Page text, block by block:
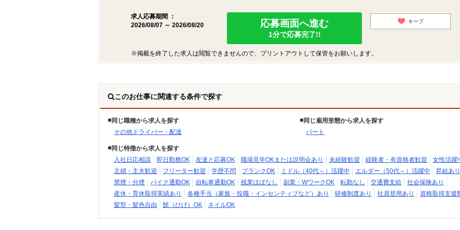
求人応募期間 ：
2026/08/07 ～ 2026/08/20
応募画面へ進む
1分で応募完了!!
キープ
※掲載を終了した求人は閲覧できませんので、プリントアウトして保管をお願いします。
このお仕事に関連する条件で探す
同じ職種から求人を探す
その他ドライバー・配達
同じ雇用形態から求人を探す
パート
同じ特徴から求人を探す
入社日応相談
即日勤務OK 友達と応募OK 職場見学OKまたは説明会あり 未経験歓迎 経験者・有資格者歓迎
女性活躍
主婦・主夫歓迎
フリーター歓迎 学歴不問 ブランクOK ミドル（40代～）活躍中 エルダー（50代～）活躍中
昇給あり
禁煙・分煙
バイク通勤OK 自転車通勤OK 残業ほぼなし 副業・WワークOK 転勤なし 交通費支給
社会保険あり
産休・育休取得実績あり
各種手当（家族・役職・インセンティブなど）あり 研修制度あり 社員登用あり
資格取得支援
髪型・髪色自由
髭（ひげ）OK ネイルOK